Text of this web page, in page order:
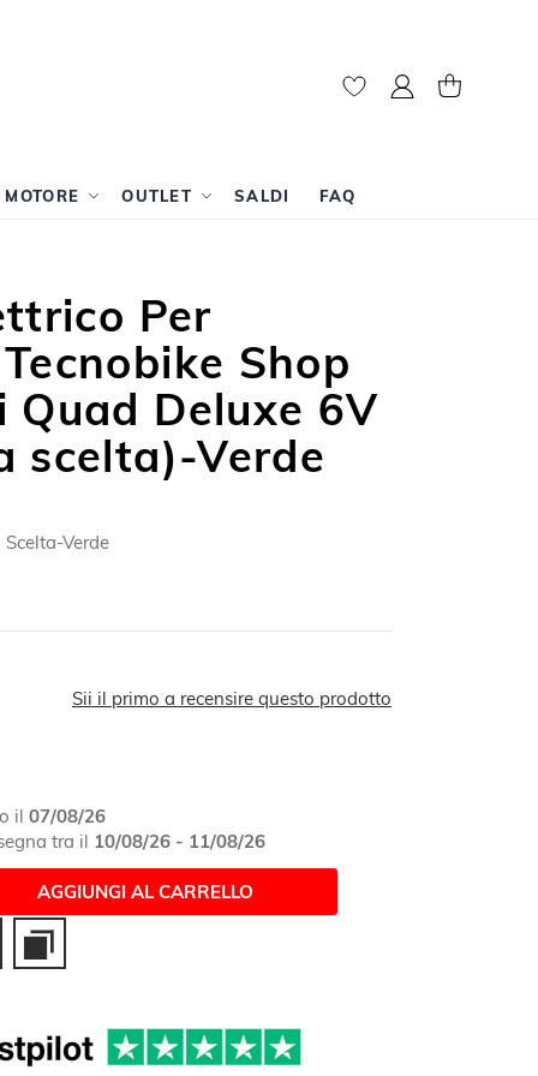
Il mio account
Carrello
OUTLET SALDI FAQ
Per
Shop
Quad Deluxe 6V
scelta)-Verde
Verde
Sii il primo a recensire questo prodotto
il 07/08/26
tra il 10/08/26 - 11/08/26
AGGIUNGI AL CARRELLO